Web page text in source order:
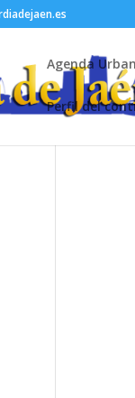
Agenda
Perfil del